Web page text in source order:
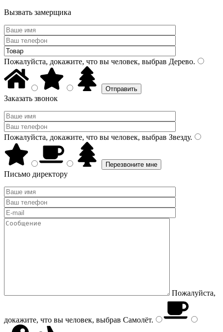
Вызвать замерщика
Пожалуйста, докажите, что вы человек, выбрав Дерево.
Заказать звонок
Пожалуйста, докажите, что вы человек, выбрав Звезду.
Письмо директору
Пожалуйста,
докажите, что вы человек, выбрав Самолёт.